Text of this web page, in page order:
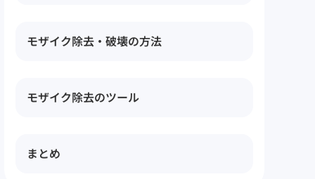
モザイク除去・破壊の方法
モザイク除去のツール
VANCEAI 【オンラインサイト】
まとめ